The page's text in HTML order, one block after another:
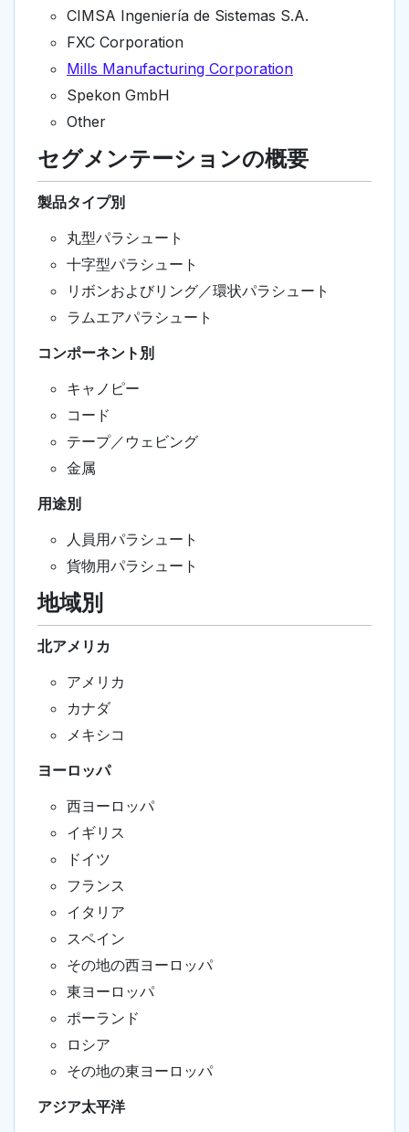
CIMSA Ingeniería de Sistemas S.A.
FXC Corporation
Mills Manufacturing Corporation
Spekon GmbH
Other
セグメンテーションの概要
製品タイプ別
丸型パラシュート
十字型パラシュート
リボンおよびリング／環状パラシュート
ラムエアパラシュート
コンポーネント別
キャノピー
コード
テープ／ウェビング
金属
用途別
人員用パラシュート
貨物用パラシュート
地域別
北アメリカ
アメリカ
カナダ
メキシコ
ヨーロッパ
西ヨーロッパ
イギリス
ドイツ
フランス
イタリア
スペイン
その地の西ヨーロッパ
東ヨーロッパ
ポーランド
ロシア
その地の東ヨーロッパ
アジア太平洋